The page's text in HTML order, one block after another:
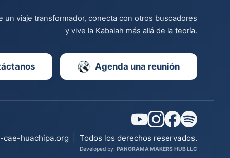
un viaje transformador, conecta con otros buscadores
y vive la Kabalah más allá de la teoría.
Agenda una reunión
cae-huachipa.org Todos los derechos reservados.
Developed by: PANORAMA MAKERS HUB LLC